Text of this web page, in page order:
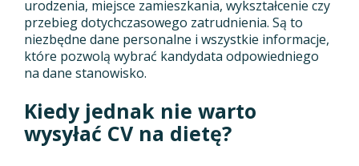
urodzenia, miejsce zamieszkania, wykształcenie czy
przebieg dotychczasowego zatrudnienia. Są to
niezbędne dane personalne i wszystkie informacje,
które pozwolą wybrać kandydata odpowiedniego
na dane stanowisko.
Kiedy jednak nie warto
wysyłać CV na dietę?